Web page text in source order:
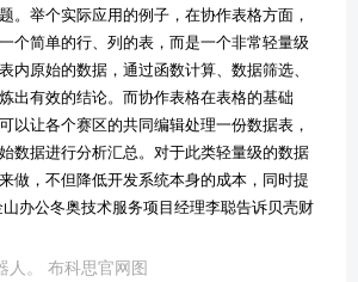
。举个实际应用的例子，在协作表格方面，
个简单的行、列的表，而是一个非常轻量级
内原始的数据，通过函数计算、数据筛选、
出有效的结论。而协作表格在表格的基础
以让各个赛区的共同编辑处理一份数据表，
数据进行分析汇总。对于此类轻量级的数据
做，不但降低开发系统本身的成本，同时提
办公冬奥技术服务项目经理李聪告诉贝壳财
人。 布科思官网图